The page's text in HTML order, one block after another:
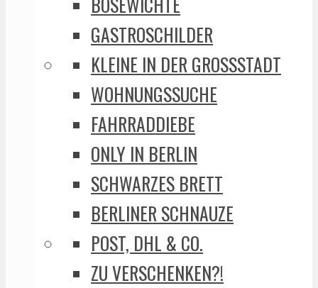
GASTROSCHILDER
KLEINE IN DER GROSSSTADT
WOHNUNGSSUCHE
FAHRRADDIEBE
ONLY IN BERLIN
SCHWARZES BRETT
BERLINER SCHNAUZE
POST, DHL & CO.
ZU VERSCHENKEN?!